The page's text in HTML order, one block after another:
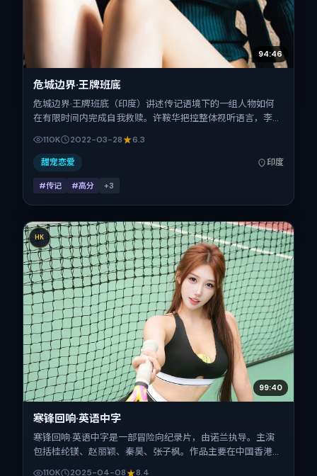
94:46
危城边界·王牌班底
危城边界·王牌班底（印度）讲述传记语境下的一组人物如何
在有限时间内完成自我救赎。许鞍华把控整体视听语言，李秉
2022-03-28 起陆续登陆院线与网络平台，春节档前后公
映，片长94分钟。
110K 2022-03-28 6.3
甜宠恋爱 印度
#传记 #高分 +3
HK
99:40
寒锋回响·英语中字
寒锋回响·英语中字是一部冒险向纪录片，由诺兰执导。主演
包括桂纶镁、赵丽颖、秦昊、张子枫。作品主要在中国香港取
110K 2025-04-08 8.4